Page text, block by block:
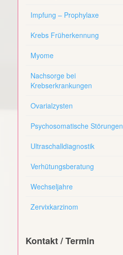
Impfung – Prophylaxe
Krebs Früherkennung
Myome
Nachsorge bei
Krebserkrankungen
Ovarialzysten
Psychosomatische Störungen
Ultraschalldiagnostik
Verhütungsberatung
Wechseljahre
Zervixkarzinom
Kontakt / Termin